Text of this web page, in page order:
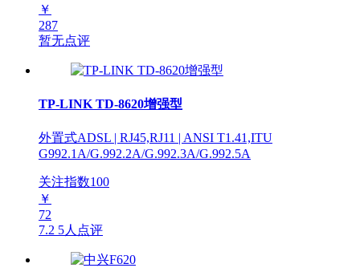
￥
287
暂无点评
TP-LINK TD-8620增强型
外置式ADSL | RJ45,RJ11 | ANSI T1.41,ITU
G992.1A/G.992.2A/G.992.3A/G.992.5A
关注指数100
￥
72
7.2 5人点评